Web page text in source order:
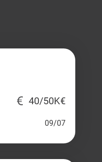
40/50K€
09/07